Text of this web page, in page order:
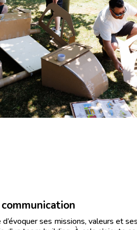
d’évoquer ses missions, valeurs et